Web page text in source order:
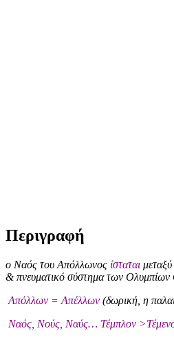
Περιγραφή
ο Ναός του Απόλλωνος ίσταται
& πνευματικό σύστημα των
Απόλλων = Απέλλων (δωρική, η
Ναός, Νούς, Ναύς… Τέμπλον